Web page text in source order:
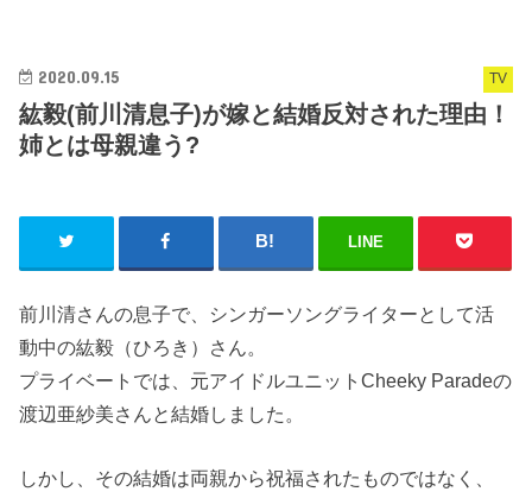
TV
2020.09.15
紘毅(前川清息子)が嫁と結婚反対された理由！
姉とは母親違う?
LINE
前川清さんの息子で、シンガーソングライターとして活
動中の紘毅（ひろき）さん。
プライベートでは、元アイドルユニットCheeky Paradeの
渡辺亜紗美さんと結婚しました。
しかし、その結婚は両親から祝福されたものではなく、